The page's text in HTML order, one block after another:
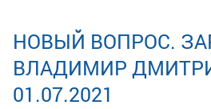
НОВЫЙ ВОПРОС.
ВЛАДИМИР
01.07.2021